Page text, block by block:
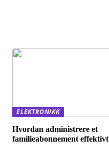
ELEKTRONIKK
Hvordan administrere et
familieabonnement effektivt